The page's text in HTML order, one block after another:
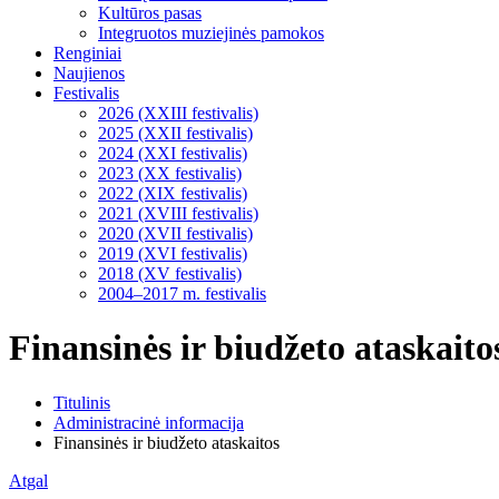
Kultūros pasas
Integruotos muziejinės pamokos
Renginiai
Naujienos
Festivalis
2026 (XXIII festivalis)
2025 (XXII festivalis)
2024 (XXI festivalis)
2023 (XX festivalis)
2022 (XIX festivalis)
2021 (XVIII festivalis)
2020 (XVII festivalis)
2019 (XVI festivalis)
2018 (XV festivalis)
2004–2017 m. festivalis
Finansinės ir biudžeto
Titulinis
Administracinė informacija
Finansinės ir biudžeto ataskaitos
Atgal